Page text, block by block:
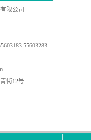
限公司
55603283
街12号